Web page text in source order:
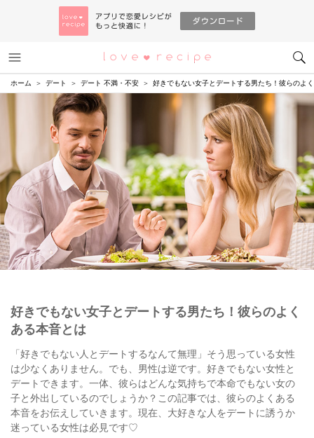
恋愛レシピ
ホーム デート デート 不満・不安 好きでもない女子とデートする男たち！彼らのよ
好きでもない女子とデートする男たち！彼らのよく
ある本音とは
「好きでもない人とデートするなんて無理」そう思っている女性
は少なくありません。でも、男性は逆です。好きでもない女性と
デートできます。一体、彼らはどんな気持ちで本命でもない女の
子と外出しているのでしょうか？この記事では、彼らのよくある
本音をお伝えしていきます。現在、大好きな人をデートに誘うか
迷っている女性は必見です♡